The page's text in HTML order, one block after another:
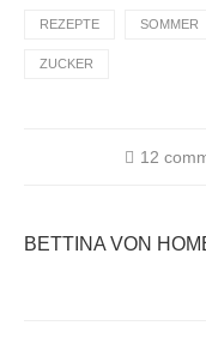
REZEPTE SOMMER
ZUCKER
12
BETTINA VON